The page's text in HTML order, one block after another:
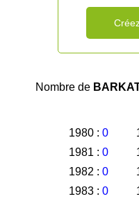
Nombre de
1980 : 0
1981 : 0
1982 : 0
1983 : 0